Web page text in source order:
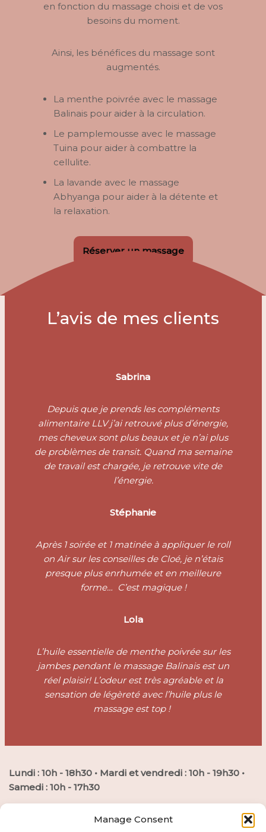
Manage Consent
en fonction du massage choisi et de vos
besoins du moment.
Ainsi, les bénéfices du massage sont
augmentés.
La menthe poivrée avec le massage
Balinais pour aider à la circulation.
Le pamplemousse avec le massage
Tuina pour aider à combattre la
cellulite.
La lavande avec le massage
Abhyanga pour aider à la détente et
la relaxation.
Réserver un massage
L’avis de mes clients
Sabrina
Depuis que je prends les compléments
alimentaire LLV j’ai retrouvé plus d’énergie,
mes cheveux sont plus beaux et je n’ai plus
de problèmes de transit. Quand ma semaine
de travail est chargée, je retrouve vite de
l’énergie.
Stéphanie
Après 1 soirée et 1 matinée à appliquer le roll
on Air sur les conseilles de Cloé, je n’étais
presque plus enrhumée et en meilleure
forme… C’est magique !
Lola
L’huile essentielle de menthe poivrée sur les
jambes pendant le massage Balinais est un
réel plaisir! L’odeur est très agréable et la
sensation de légèreté avec l’huile plus le
massage est top !
Lundi : 10h - 18h30 • Mardi et vendredi : 10h - 19h30 •
Samedi : 10h - 17h30
33 rue de la Donelière 35000 Rennes (derrière